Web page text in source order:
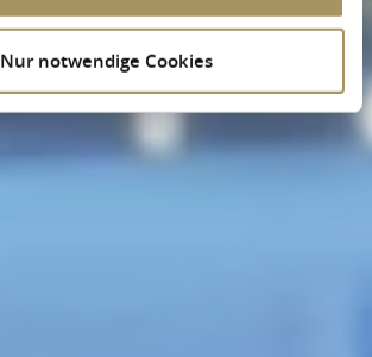
Nur notwendige Cookies